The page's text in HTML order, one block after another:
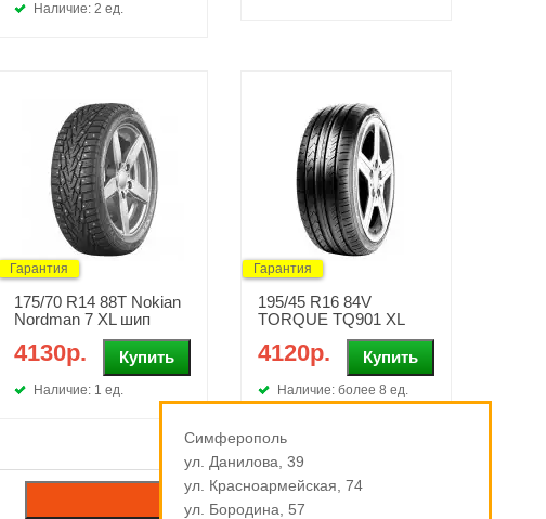
Наличие: 2 ед.
Гарантия
175/70 R14 88T Nokian
Nordman 7 XL шип
4130р.
Наличие: 1 ед.
Гарантия
195/45 R16 84V
TORQUE TQ901 XL
4120р.
Наличие: более 8 ед.
Симферополь
ул. Данилова, 39
ул. Красноармейская, 74
ул. Бородина, 57